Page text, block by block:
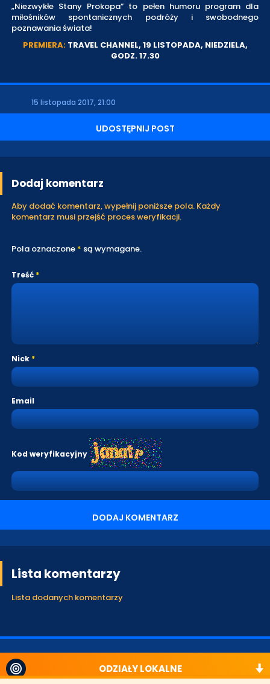
ODZIAŁY LOKALNE
„Niezwykłe Stany Prokopa” to pełen humoru program dla
miłośników spontanicznych podróży i swobodnego
poznawania świata!
PREMIERA: TRAVEL CHANNEL, 19 LISTOPADA, NIEDZIELA,
GODZ. 17.30
15 listopada 2017, 21:00
UDOSTĘPNIJ POST
Dodaj komentarz
Aby dodać komentarz, wypełnij poniższe pola. Każdy
komentarz musi przejść proces weryfikacji.
Pola oznaczone * są wymagane.
Treść
Nick
Email
Kod weryfikacyjny
DODAJ KOMENTARZ
Lista komentarzy
Lista dodanych komentarzy